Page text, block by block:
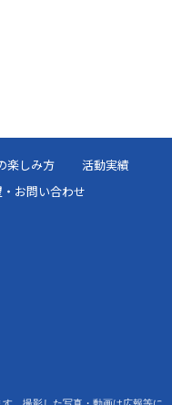
楽しみ方
活動実績
お問い合わせ